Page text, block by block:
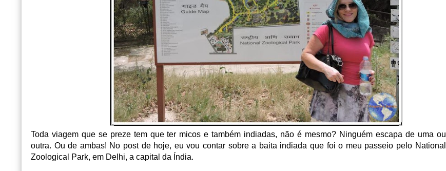
Toda viagem que se preze tem que ter micos e também indiadas, não é mesmo? Ninguém escapa de uma ou
outra. Ou de ambas! No post de hoje, eu vou contar sobre a baita indiada que foi o meu passeio pelo National
Zoological Park, em Delhi, a capital da Índia.